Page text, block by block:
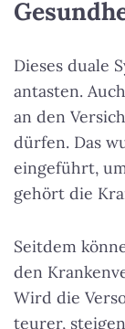
Dieses duale
antasten.
an den
dürfen. Das
eingeführt,
gehört die
Seitdem
den
Wird die
teurer,